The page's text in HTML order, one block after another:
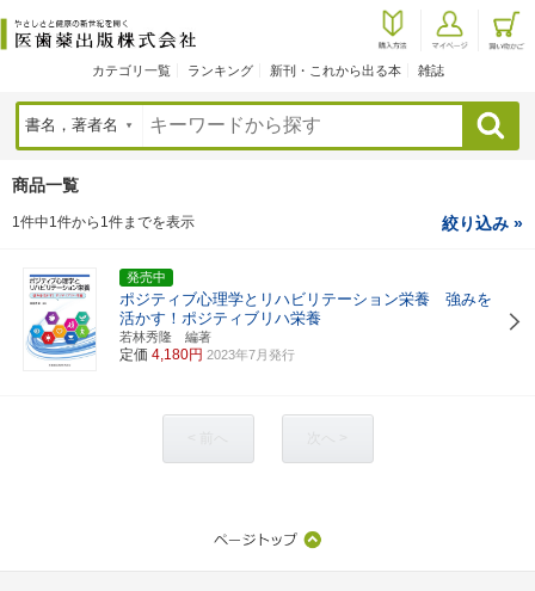
カテゴリ一覧 ランキング 新刊・これから出る本 雑誌
検索
商品一覧
1件中1件から1件までを表示 絞り込み »
発売中
ポジティブ心理学とリハビリテーション栄養 強みを
活かす！ポジティブリハ栄養
若林秀隆 編著
定価 4,180円 2023年7月発行